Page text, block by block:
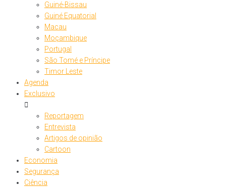
Guiné-Bissau
Guiné Equatorial
Macau
Moçambique
Portugal
São Tomé e Príncipe
Timor Leste
Agenda
Exclusivo
Reportagem
Entrevista
Artigos de opinião
Cartoon
Economia
Segurança
Ciência